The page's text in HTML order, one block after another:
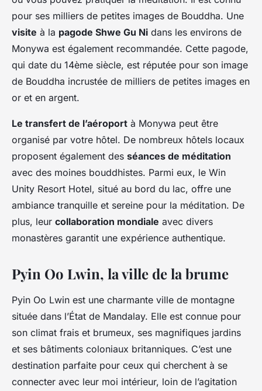
pour ses milliers de petites images de Bouddha. Une
visite à la pagode Shwe Gu Ni dans les environs de
Monywa est également recommandée. Cette pagode,
qui date du 14ème siècle, est réputée pour son image
de Bouddha incrustée de milliers de petites images en
or et en argent.
Le transfert de l’aéroport à Monywa peut être
organisé par votre hôtel. De nombreux hôtels locaux
proposent également des séances de méditation
avec des moines bouddhistes. Parmi eux, le Win
Unity Resort Hotel, situé au bord du lac, offre une
ambiance tranquille et sereine pour la méditation. De
plus, leur collaboration mondiale avec divers
monastères garantit une expérience authentique.
Pyin Oo Lwin, la ville de la brume
Pyin Oo Lwin est une charmante ville de montagne
située dans l’État de Mandalay. Elle est connue pour
son climat frais et brumeux, ses magnifiques jardins
et ses bâtiments coloniaux britanniques. C’est une
destination parfaite pour ceux qui cherchent à se
connecter avec leur moi intérieur, loin de l’agitation